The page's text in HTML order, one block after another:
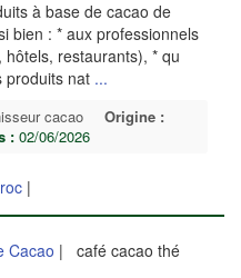
à base de cacao de
bien : * aux professionnels
restaurants), * qu
produits nat ...
cacao
Origine :
: 02/06/2026
|
Cacao | café cacao thé